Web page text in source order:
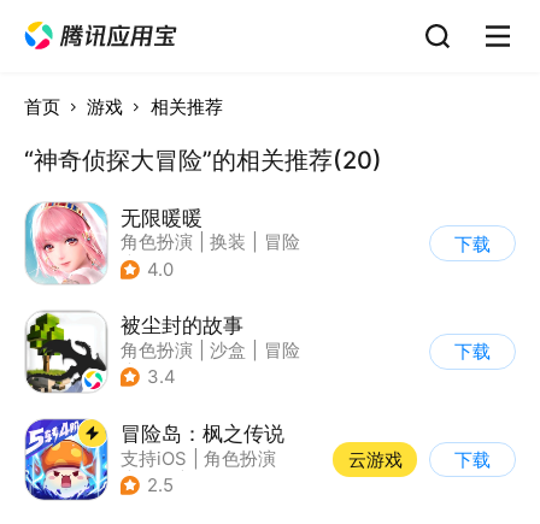
首页 游戏 相关推荐
“神奇侦探大冒险”的相关推荐(20)
无限暖暖
角色扮演 换装
冒险
| 开放世界
4.0
下载
被尘封的故事
角色扮演 沙盒
冒险
| 开放世界
3.4
下载
冒险岛：枫之传说
支持iOS
角色扮演
| 放置
2.5
云游戏 下载